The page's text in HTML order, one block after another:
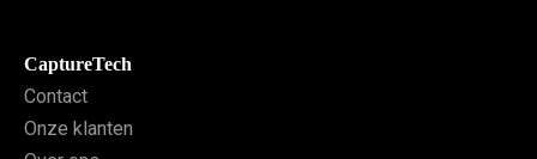
CaptureTech
Contact
Onze klanten